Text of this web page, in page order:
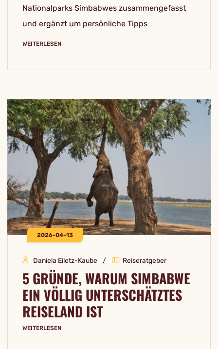
Nationalparks Simbabwes zusammengefasst
und ergänzt um persönliche Tipps
WEITERLESEN
2026-04-13
Daniela Eiletz-Kaube Reiseratgeber
5 GRÜNDE, WARUM SIMBABWE
EIN VÖLLIG UNTERSCHÄTZTES
REISELAND IST
WEITERLESEN